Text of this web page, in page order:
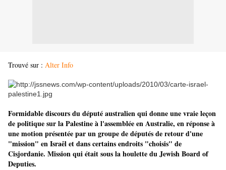
Trouvé sur : Alter Info
Formidable discours du député australien qui donne une vraie leçon
de politique sur la Palestine à l'assemblée en Australie, en réponse à
une motion présentée par un groupe de députés de retour d'une
"mission" en Israêl et dans certains endroits "choisis" de
Cisjordanie. Mission qui était sous la houlette du Jewish Board of
Deputies.